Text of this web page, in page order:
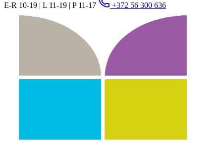
E-R 10-19 | L 11-19 | P 11-17
+372 56 300 636